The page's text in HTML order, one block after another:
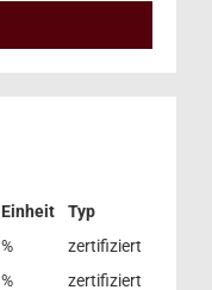
Einheit
Typ
%
zertifiziert
%
zertifiziert